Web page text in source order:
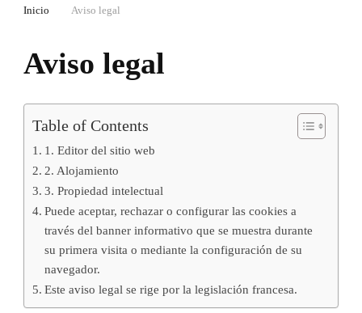
Inicio Aviso legal
Aviso legal
Table of Contents
1. Editor del sitio web
2. Alojamiento
3. Propiedad intelectual
Puede aceptar, rechazar o configurar las cookies a
través del banner informativo que se muestra durante
su primera visita o mediante la configuración de su
navegador.
Este aviso legal se rige por la legislación francesa.